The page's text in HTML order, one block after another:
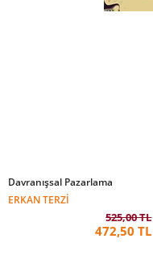
Davranışsal Pazarlama
ERKAN TERZI
525,00 TL
472,50 TL